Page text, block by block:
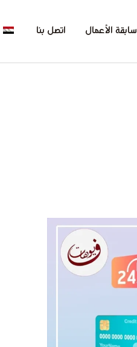
سابقة الأعمال اتصل بنا